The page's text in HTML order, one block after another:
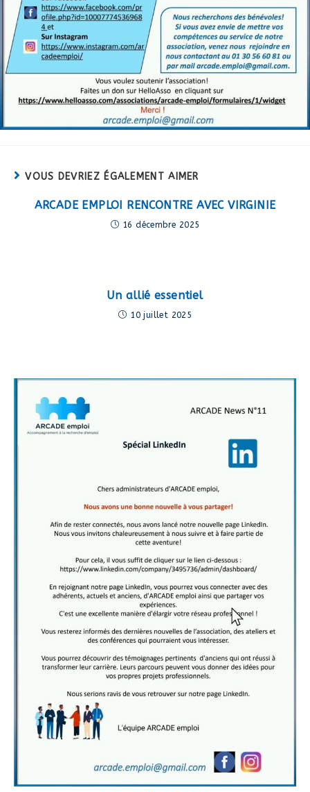
VOUS DEVRIEZ ÉGALEMENT AIMER
ARCADE EMPLOI RENCONTRE AVEC VIRGINIE
16 décembre 2025
Un allié essentiel
10 juillet 2025